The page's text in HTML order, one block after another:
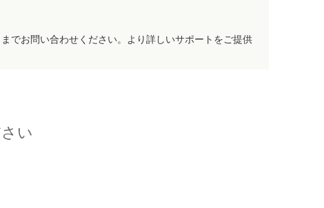
でお問い合わせください。より詳しいサポートをご提供
い